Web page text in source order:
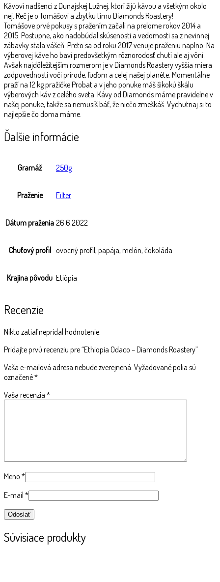
Kávoví nadšenci z Dunajskej Lužnej, ktorí žijú kávou a všetkým okolo
nej. Reč je o Tomášovi a zbytku tímu Diamonds Roastery!
Tomášove prvé pokusy s pražením začali na prelome rokov 2014 a
2015. Postupne, ako nadobúdal skúsenosti a vedomosti sa z nevinnej
zábavky stala vášeň. Preto sa od roku 2017 venuje praženiu naplno. Na
výberovej káve ho baví predovšetkým rôznorodosť chutí ale aj vôní.
Avšak najdôležitejším rozmerom je v Diamonds Roastery vyššia miera
zodpovednosti voči prírode, ľuďom a celej našej planéte. Momentálne
praží na 12 kg pražičke Probat a v jeho ponuke máš šikokú škálu
výberových káv z celého sveta. Kávy od Diamonds máme pravidelne v
našej ponuke, takže sa nemusíš báť, že niečo zmeškáš. Vychutnaj si to
najlepšie čo doma máme.
Ďalšie informácie
Gramáž 250g
Praženie Filter
Dátum praženia 26.6.2022
Chuťový profil ovocný profil, papája, melón, čokoláda
Krajina pôvodu Etiópia
Recenzie
Nikto zatiaľ nepridal hodnotenie.
Pridajte prvú recenziu pre “Ethiopia Odaco – Diamonds Roastery”
Vaša e-mailová adresa nebude zverejnená. Vyžadované polia sú
označené*
Vaša recenzia *
Meno *
E-mail *
Súvisiace produkty